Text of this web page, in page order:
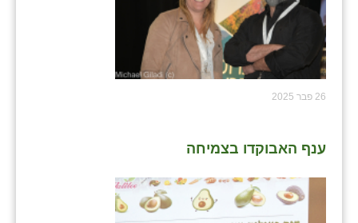
26 פבר 2025
ענף האבוקדו בצמיחה